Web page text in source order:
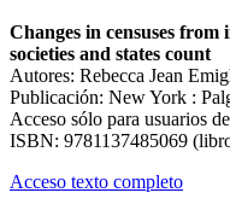
Changes in censuses
societies and states count
Autores: Rebecca Jean
Publicación: New York :
Acceso sólo para usuarios
ISBN: 9781137485069
Acceso texto completo